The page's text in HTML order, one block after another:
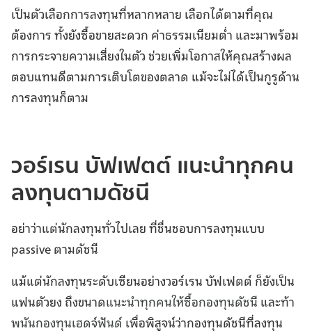
เป็นตัวเลือกการลงทุนที่หลากหลาย เลือกได้ตามที่คุณ
ต้องการ ทั้งยังซื้อขายสะดวก ค่าธรรมเนียมต่ำ และมาพร้อม
การกระจายความเสี่ยงในตัว ช่วยเพิ่มโอกาสให้คุณสร้างผล
ตอบแทนดีตามการเติบโตของตลาด แม้จะไม่ได้เป็นกูรูด้าน
การลงทุนก็ตาม
วอร์เรน บัฟเฟตต์ แนะนำทุกคน
ลงทุนตามดัชนี
อย่าว่าแต่นักลงทุนทั่วไปเลย ที่ชื่นชอบการลงทุนแบบ
passive ตามดัชนี
แม้แต่นักลงทุนระดับเซียนอย่างวอร์เรน บัฟเฟตต์ ก็ยังเป็น
แฟนตัวยง ถึงขนาดแนะนำทุกคนให้ซื้อกองทุนดัชนี และท้า
พนันกองทุนเฮดจ์ฟันด์ เพื่อพิสูจน์ว่ากองทุนดัชนีที่ลงทุน